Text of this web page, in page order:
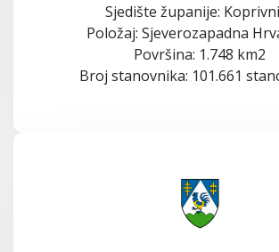
Sjedište županije:
Položaj: Sjeverozapadna
Površina: 1.748 km2
Broj stanovnika: 101.661